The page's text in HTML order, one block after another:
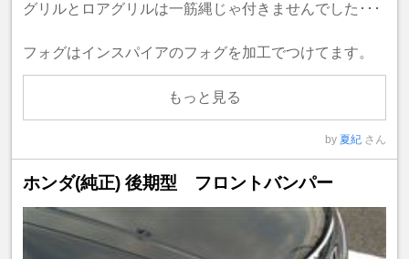
グリルとロアグリルは一筋縄じゃ付きませんでした･･･
フォグはインスパイアのフォグを加工でつけてます。
もっと見る
by 夏紀 さん
ホンダ(純正) 後期型 フロントバンパー